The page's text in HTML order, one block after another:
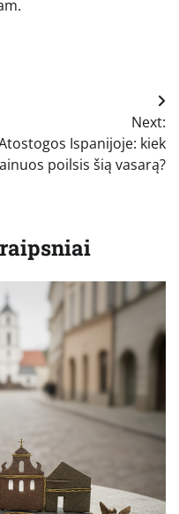
Next:
Ispanijoje: kiek
poilsis šią vasarą?